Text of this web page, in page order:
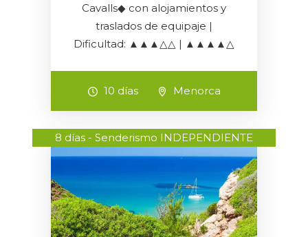
Cavalls◆ con alojamientos y
traslados de equipaje |
Dificultad: ▲▲▲△△ | ▲▲▲▲△
10 días Menorca
8 días - Senderismo INDEPENDIENTE